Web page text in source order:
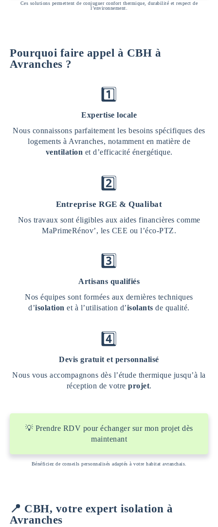
Ces solutions permettent de conjuguer confort thermique, durabilité et respect de
l’environnement.
Pourquoi faire appel à CBH à
Avranches ?
1️⃣
Expertise locale
Nous connaissons parfaitement les besoins spécifiques des
logements à Avranches, notamment en matière de
ventilation et d’efficacité énergétique.
2️⃣
Entreprise RGE & Qualibat
Nos travaux sont éligibles aux aides financières comme
MaPrimeRénov’, les CEE ou l’éco-PTZ.
3️⃣
Artisans qualifiés
Nos équipes sont formées aux dernières techniques
d’isolation et à l’utilisation d’isolants de qualité.
4️⃣
Devis gratuit et personnalisé
Nous vous accompagnons dès l’étude thermique jusqu’à la
réception de votre projet.
💡 Prendre RDV pour échanger sur mon projet dès
maintenant
Bénéficiez de conseils personnalisés adaptés à votre habitat avranchais.
📍 CBH, votre expert isolation à
Avranches